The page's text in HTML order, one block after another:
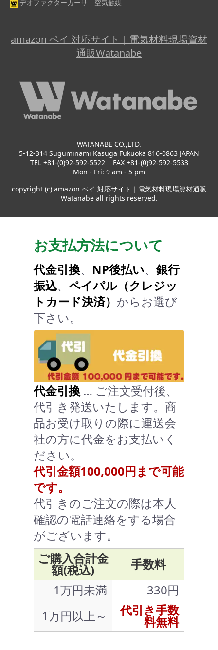
デオファクターカーサ 空気触媒
amazon ペイ 対応サイト｜電気材料現場資材
通販Watanabe
WATANABE CO.,LTD.
5-12-314 Suguminami Kasuga Fukuoka 816-0863 JAPAN
TEL +81-(0)92-592-5522 | FAX +81-(0)92-592-5533
Mon - Fri: 9 am - 5 pm
copyright (c) amazon ペイ 対応サイト｜電気材料現場資材通販
Watanabe all rights reserved.
お支払方法について
代金引換、 NP後払い、 銀行
振込、 ペイパル（クレジッ
トカード決済） からお選び
下さい。
代金引換 … ご注文受付後、
代引き発送いたします。商
品お受け取りの際に運送会
社の方に代金をお支払いく
ださい。
代引金額100,000円まで可能
です。
代引きのご注文の際は本人
確認の電話連絡をする場合
がございます。
ご購入合計金
額(税込)
手数料
1万円未満
330円
1万円以上～
代引き手数
料無料